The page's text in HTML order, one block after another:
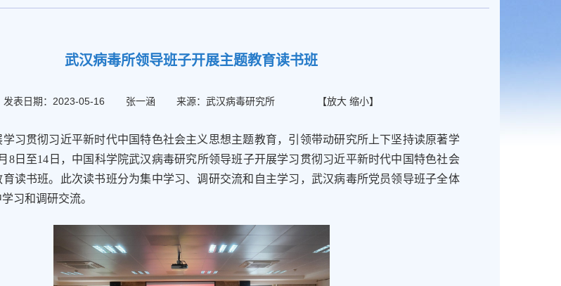
武汉病毒所领导班子开展主题教育读书班
发表日期：2023-05-16 张一涵 来源：武汉病毒研究所 【放大 缩小】
贯彻习近平新时代中国特色社会主义思想主题教育，引领带动研究所上下坚持读原著学
8日至14日，中国科学院武汉病毒研究所领导班子开展学习贯彻习近平新时代中国特色社会
育读书班。此次读书班分为集中学习、调研交流和自主学习，武汉病毒所党员领导班子全体
习和调研交流。